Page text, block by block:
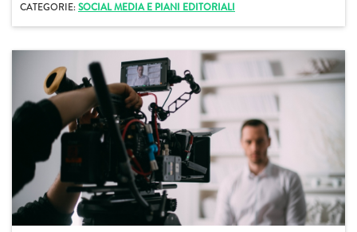
CATEGORIE:SOCIAL MEDIA E PIANI EDITORIALI